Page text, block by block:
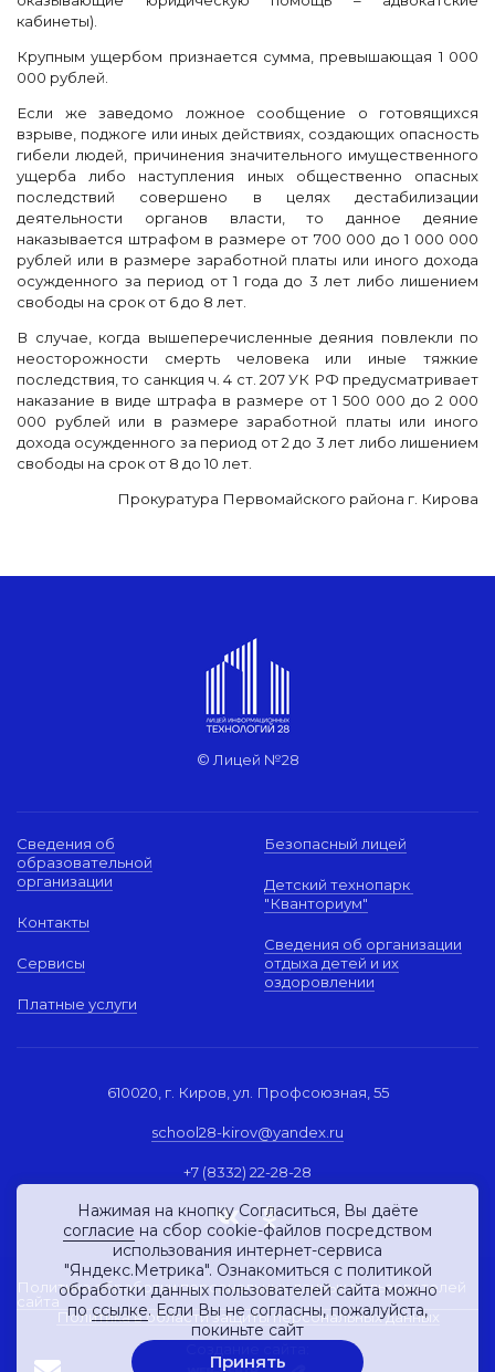
кабинеты).
Крупным ущербом признается сумма, превышающая 1 000
000 рублей.
Если же заведомо ложное сообщение о готовящихся
взрыве, поджоге или иных действиях, создающих опасность
гибели людей, причинения значительного имущественного
ущерба либо наступления иных общественно опасных
последствий совершено в целях дестабилизации
деятельности органов власти, то данное деяние
наказывается штрафом в размере от 700 000 до 1 000 000
рублей или в размере заработной платы или иного дохода
осужденного за период от 1 года до 3 лет либо лишением
свободы на срок от 6 до 8 лет.
В случае, когда вышеперечисленные деяния повлекли по
неосторожности смерть человека или иные тяжкие
последствия, то санкция ч. 4 ст. 207 УК РФ предусматривает
наказание в виде штрафа в размере от 1 500 000 до 2 000
000 рублей или в размере заработной платы или иного
дохода осужденного за период от 2 до 3 лет либо лишением
свободы на срок от 8 до 10 лет.
Прокуратура Первомайского района г. Кирова
© Лицей №28
Сведения об
образовательной
организации
Контакты
Сервисы
Платные услуги
Безопасный лицей
Детский технопарк
"Кванториум"
Сведения об организации
отдыха детей и их
оздоровлении
610020, г. Киров, ул. Профсоюзная, 55
school28-kirov@yandex.ru
+7 (8332) 22-28-28
Политика обработки персональных данных пользователей
сайта
Политика в области защиты персональных данных
Нажимая на кнопку Согласиться, Вы даёте
согласие на сбор cookie-файлов посредством
использования интернет-сервиса
"Яндекс.Метрика". Ознакомиться с политикой
обработки данных пользователей сайта можно
поссылке. Если Вы не согласны, пожалуйста,
покиньте сайт
Принять